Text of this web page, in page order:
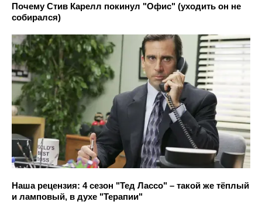
Почему Стив Карелл покинул "Офис" (уходить он не
собирался)
Наша рецензия: 4 сезон "Тед Лассо" – такой же тёплый
и ламповый, в духе "Терапии"